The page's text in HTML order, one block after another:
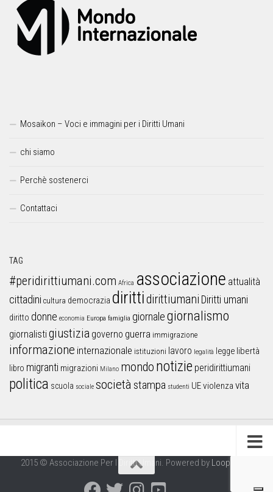
Mosaikon – Voci e immagini per i Diritti Umani
chi siamo
Perchè sostenerci
Contattaci
TAG
#peridirittiumani.com Africa associazione attualità
cittadini cultura democrazia dirittidirittiumani Diritti umani
diritto donne economia Europa famiglia giornalegiornalismo
giornalistigiustizia governo guerra immigrazione
informazione internazionale istituzioni lavoro legalità legge libertà
libro migranti migrazioni Milano mondo notizie peridirittiumani
politica scuola sociale società stampa studenti UEviolenza vita
2015 © Associazione Per I Diritti Umani. Powered by Looproject